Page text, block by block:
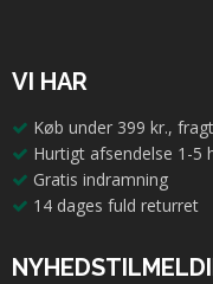
VI HAR
Køb under 399 kr.,
Hurtigt afsendelse 1-5
Gratis indramning
14 dages fuld returret